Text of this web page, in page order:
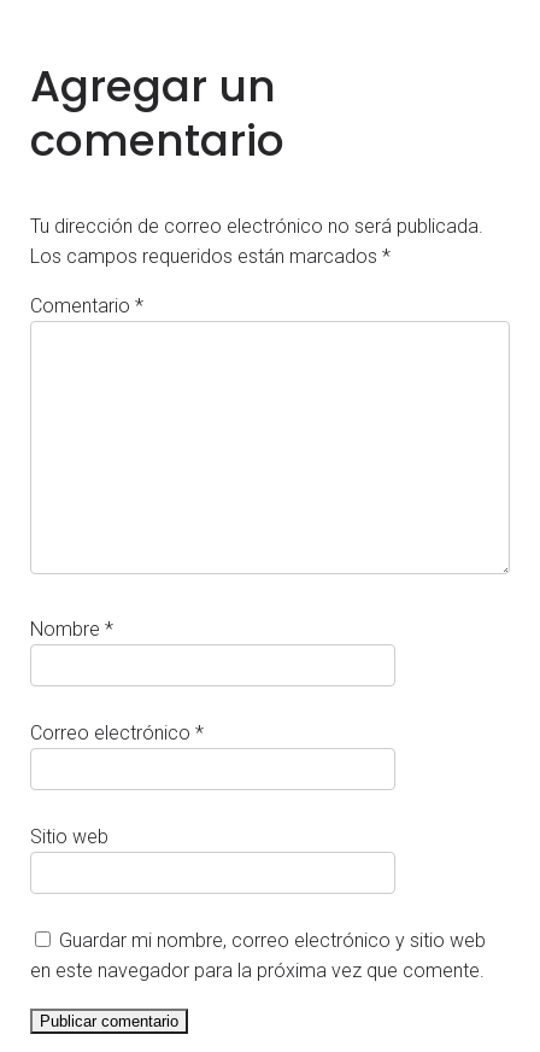
Agregar un
comentario
Tu dirección de correo electrónico no será publicada.
Los campos requeridos están marcados *
Comentario *
Nombre *
Correo electrónico *
Sitio web
Guardar mi nombre, correo electrónico y sitio web
en este navegador para la próxima vez que comente.